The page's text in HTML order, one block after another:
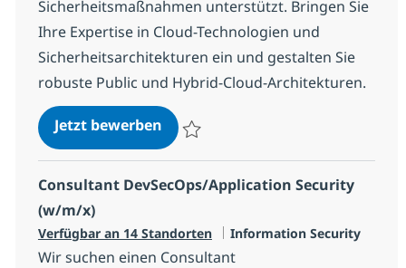
Sicherheitsmaßnahmen unterstützt. Bringen Sie
Ihre Expertise in Cloud-Technologien und
Sicherheitsarchitekturen ein und gestalten Sie
robuste Public und Hybrid-Cloud-Architekturen.
Jetzt bewerbenArchitect Cloud Security (w/m/x)
Consultant DevSecOps/Application Security
(w/m/x)
Verfügbar an 14 Standorten Kategorie
Information Security
Wir suchen einen Consultant